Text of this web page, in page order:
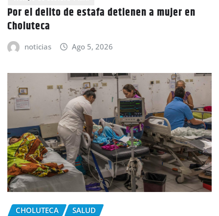
Por el delito de estafa detienen a mujer en
Choluteca
noticias Ago 5, 2026
CHOLUTECA SALUD